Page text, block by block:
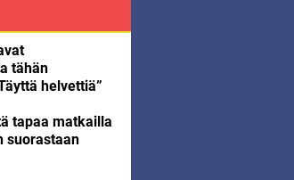
tähän
helvettiä”
tapaa matkailla
suorastaan